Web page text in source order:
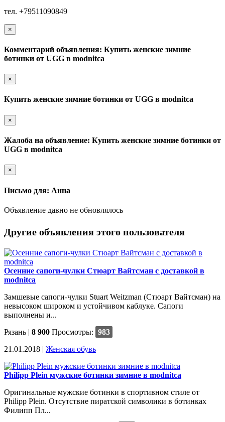
тел. +79511090849
×
Комментарий объявления: Купить женские зимние
ботинки от UGG в modnitca
×
Купить женские зимние ботинки от UGG в modnitca
×
Жалоба на объявление: Купить женские зимние ботинки от
UGG в modnitca
×
Письмо для: Анна
Объявление давно не обновлялось
Другие объявления этого пользователя
Осенние сапоги-чулки Стюарт Вайтсман с доставкой в
modnitca
Замшевые сапоги-чулки Stuart Weitzman (Стюарт Вайтсман) на
невысоком широком и устойчивом каблуке. Сапоги
выполнены и...
Рязань | 8 900 Просмотры: 983
21.01.2018 | Женская обувь
Philipp Plein мужские ботинки зимние в modnitca
Оригинальные мужские ботинки в спортивном стиле от
Philipp Plein. Отсутствие пиратской символики в ботинках
Филипп Пл...